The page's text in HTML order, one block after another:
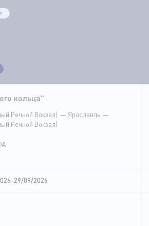
кольца"
Речной Вокзал)
Ярославль
Речной Вокзал)
29/09/2026